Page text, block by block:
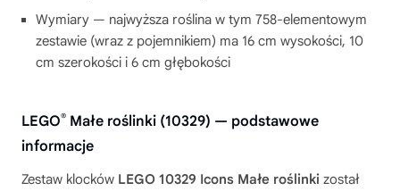
Wymiary — najwyższa roślina w tym 758-elementowym
zestawie (wraz z pojemnikiem) ma 16 cm wysokości, 10
cm szerokości i 6 cm głębokości
LEGO® Małe roślinki (10329) — podstawowe
informacje
Zestaw klocków LEGO 10329 Icons Małe roślinki został